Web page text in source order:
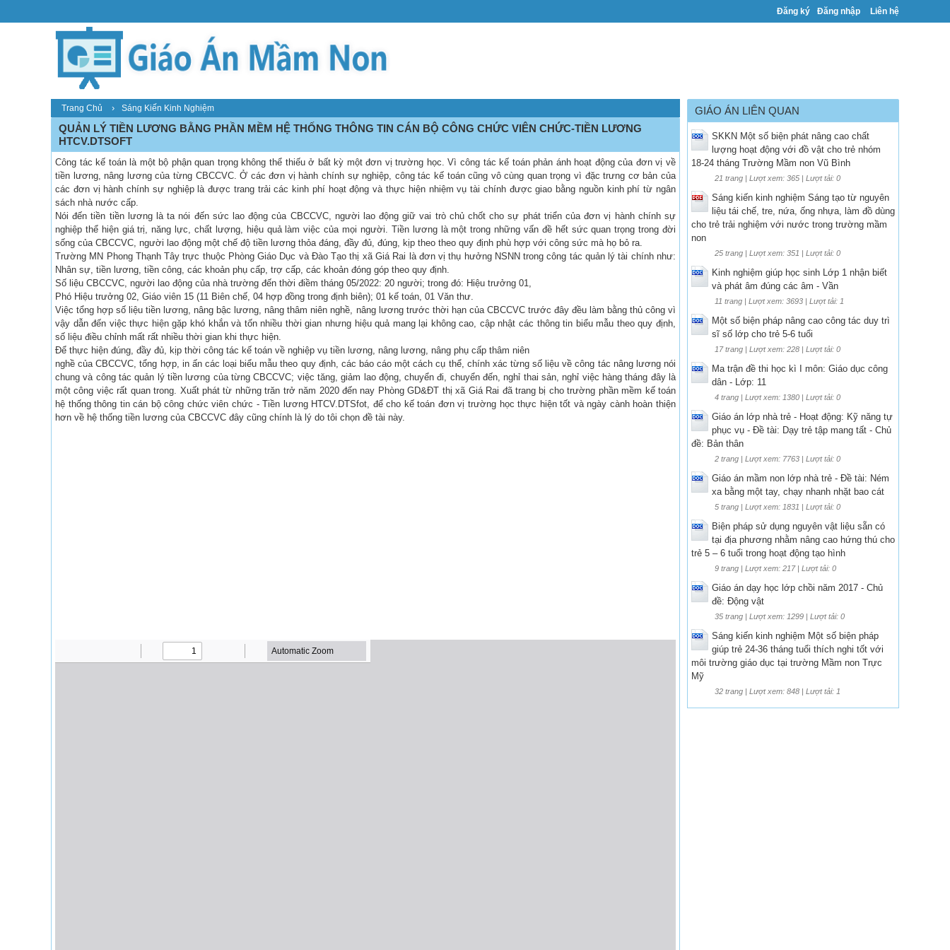
Đăng ký Đăng nhập Liên hệ
Trang Chủ › Sáng Kiến Kinh Nghiệm
QUẢN LÝ TIỀN LƯƠNG BẰNG PHẦN MỀM HỆ THỐNG THÔNG TIN CÁN BỘ CÔNG CHỨC VIÊN CHỨC-TIỀN LƯƠNG
HTCV.DTSOFT
Công tác kế toán là một bộ phận quan trọng không thể thiếu ở bất kỳ một đơn vị trường học. Vì công tác kế toán phản ánh hoạt động của đơn vị về
tiền lương, nâng lương của từng CBCCVC. Ở các đơn vị hành chính sự nghiệp, công tác kế toán cũng vô cùng quan trọng vì đặc trưng cơ bản của
các đơn vị hành chính sự nghiệp là được trang trải các kinh phí hoạt động và thực hiện nhiệm vụ tài chính được giao bằng nguồn kinh phí từ ngân
sách nhà nước cấp.
Nói đến tiền tiền lương là ta nói đến sức lao động của CBCCVC, người lao động giữ vai trò chủ chốt cho sự phát triển của đơn vị hành chính sự
nghiệp thể hiện giá trị, năng lực, chất lượng, hiệu quả làm việc của mọi người. Tiền lương là một trong những vấn đề hết sức quan trọng trong đời
sống của CBCCVC, người lao động một chế độ tiền lương thỏa đáng, đầy đủ, đúng, kịp theo theo quy định phù hợp với công sức mà họ bỏ ra.
Trường MN Phong Thạnh Tây trực thuộc Phòng Giáo Dục và Đào Tạo thị xã Giá Rai là đơn vị thụ hưởng NSNN trong công tác quản lý tài chính như:
Nhân sự, tiền lương, tiền công, các khoản phụ cấp, trợ cấp, các khoản đóng góp theo quy định.
Số liệu CBCCVC, người lao động của nhà trường đến thời điềm tháng 05/2022: 20 người; trong đó: Hiệu trưởng 01,
Phó Hiệu trưởng 02, Giáo viên 15 (11 Biên chế, 04 hợp đồng trong định biên); 01 kế toán, 01 Văn thư.
Việc tổng hợp số liệu tiền lương, nâng bậc lương, nâng thâm niên nghề, nâng lương trước thời hạn của CBCCVC trước đây đều làm bằng thủ công vì
vậy dẫn đến việc thực hiện gặp khó khắn và tốn nhiều thời gian nhưng hiệu quả mang lại không cao, cập nhật các thông tin biểu mẫu theo quy định,
số liệu điều chỉnh mất rất nhiều thời gian khi thực hiện.
Để thực hiện đúng, đầy đủ, kịp thời công tác kế toán về nghiệp vụ tiền lương, nâng lương, nâng phụ cấp thâm niên
nghề của CBCCVC, tổng hợp, in ấn các loại biểu mẫu theo quy định, các báo cáo một cách cụ thể, chính xác từng số liệu về công tác nâng lương nói
chung và công tác quản lý tiền lương của từng CBCCVC; việc tăng, giảm lao động, chuyển đi, chuyển đến, nghỉ thai sản, nghỉ việc hàng tháng đây là
một công việc rất quan trong. Xuất phát từ những trăn trở năm 2020 đến nay Phòng GD&ĐT thị xã Giá Rai đã trang bị cho trường phần mềm kế toán
hệ thống thông tin cán bộ công chức viên chức - Tiền lương HTCV.DTSfot, để cho kế toán đơn vị trường học thực hiện tốt và ngày cành hoàn thiện
hơn về hệ thống tiền lương của CBCCVC đây cũng chính là lý do tôi chọn đề tài này.
GIÁO ÁN LIÊN QUAN
SKKN Một số biện phát nâng cao chất
lượng hoạt động với đồ vật cho trẻ nhóm
18-24 tháng Trường Mầm non Vũ Bình
21 trang | Lượt xem: 365 | Lượt tải: 0
Sáng kiến kinh nghiệm Sáng tạo từ nguyên
liệu tái chế, tre, nứa, ống nhựa, làm đồ dùng
cho trẻ trải nghiệm với nước trong trường mầm
non
25 trang | Lượt xem: 351 | Lượt tải: 0
Kinh nghiệm giúp học sinh Lớp 1 nhận biết
và phát âm đúng các âm - Vần
11 trang | Lượt xem: 3693 | Lượt tải: 1
Một số biện pháp nâng cao công tác duy trì
sĩ số lớp cho trẻ 5-6 tuổi
17 trang | Lượt xem: 228 | Lượt tải: 0
Ma trận đề thi học kì I môn: Giáo dục công
dân - Lớp: 11
4 trang | Lượt xem: 1380 | Lượt tải: 0
Giáo án lớp nhà trẻ - Hoạt động: Kỹ năng tự
phục vụ - Đề tài: Dạy trẻ tập mang tất - Chủ
đề: Bản thân
2 trang | Lượt xem: 7763 | Lượt tải: 0
Giáo án mầm non lớp nhà trẻ - Đề tài: Ném
xa bằng một tay, chạy nhanh nhặt bao cát
5 trang | Lượt xem: 1831 | Lượt tải: 0
Biện pháp sử dụng nguyên vật liệu sẵn có
tại địa phương nhằm nâng cao hứng thú cho
trẻ 5 – 6 tuổi trong hoạt động tạo hình
9 trang | Lượt xem: 217 | Lượt tải: 0
Giáo án dạy học lớp chồi năm 2017 - Chủ
đề: Động vật
35 trang | Lượt xem: 1299 | Lượt tải: 0
Sáng kiến kinh nghiệm Một số biện pháp
giúp trẻ 24-36 tháng tuổi thích nghi tốt với
môi trường giáo dục tại trường Mầm non Trực
Mỹ
32 trang | Lượt xem: 848 | Lượt tải: 1